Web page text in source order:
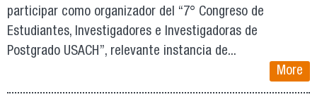
participar como organizador del “7° Congreso de
Estudiantes, Investigadores e Investigadoras de
Postgrado USACH”, relevante instancia de...
More